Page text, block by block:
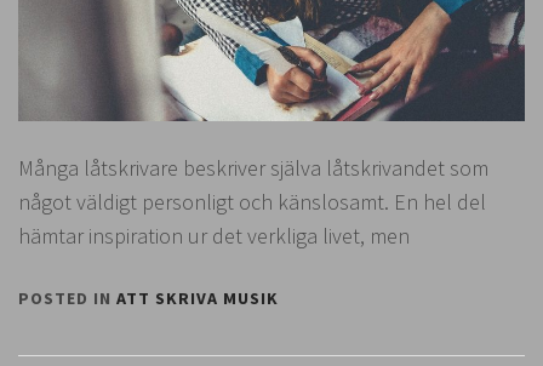
Många låtskrivare beskriver själva låtskrivandet som
något väldigt personligt och känslosamt. En hel del
hämtar inspiration ur det verkliga livet, men
POSTED IN ATT SKRIVA MUSIK